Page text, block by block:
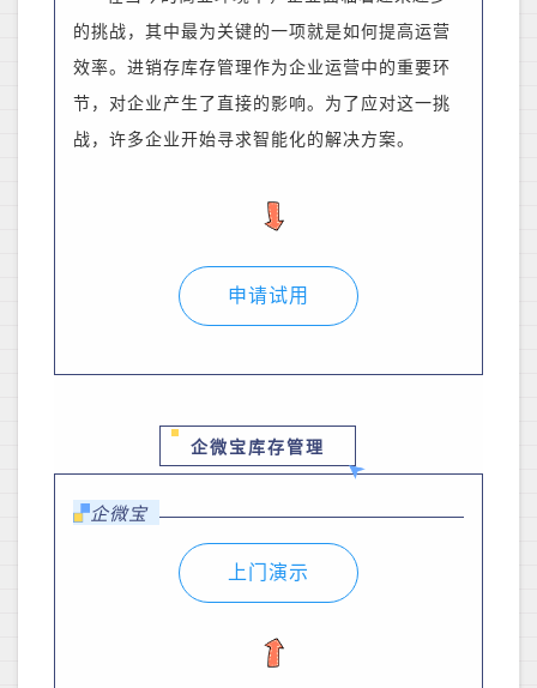
的挑战，其中最为关键的一项就是如何提高运营
效率。进销存库存管理作为企业运营中的重要环
节， 对企业产生了直接的影响。为了应对这一挑
战，许多企业开始寻求智能化的解决方案。
申请试用
企微宝库存管理
企微宝
上门演示